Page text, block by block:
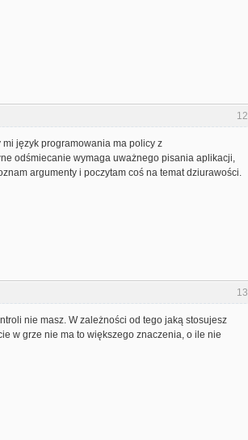
12
mi język programowania ma policy z
odśmiecanie wymaga uważnego pisania aplikacji,
argumenty i poczytam coś na temat dziurawości.
13
nie masz. W zależności od tego jaką stosujesz
w grze nie ma to większego znaczenia, o ile nie